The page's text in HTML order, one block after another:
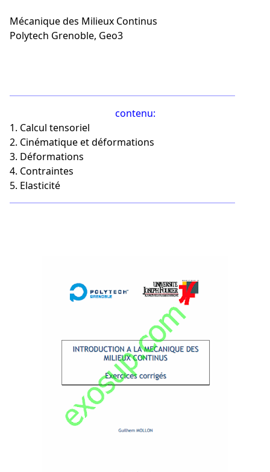
Mécanique des Milieux Continus
Polytech Grenoble, Geo3
contenu:
1. Calcul tensoriel
2. Cinématique et déformations
3. Déformations
4. Contraintes
5. Elasticité